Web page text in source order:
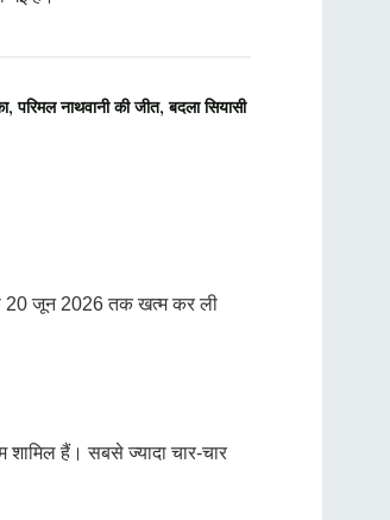
नाथवानी की जीत, बदला सियासी
20 जून 2026 तक खत्म कर ली
हैं। सबसे ज्यादा चार-चार